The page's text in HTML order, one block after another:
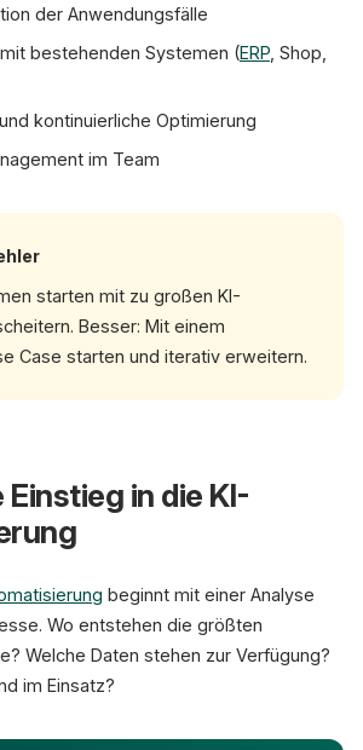
der Anwendungsfälle
bestehenden Systemen (ERP , Shop,
kontinuierliche Optimierung
im Team
starten mit zu großen KI-
Besser: Mit einem
Case starten und iterativ erweitern.
in die KI-
beginnt mit einer Analyse
Wo entstehen die größten
Welche Daten stehen zur Verfügung?
im Einsatz?